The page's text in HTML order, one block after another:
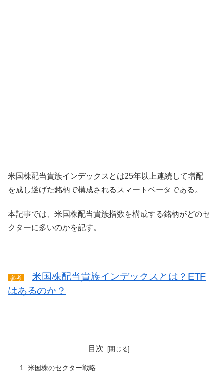
米国株配当貴族インデックスとは25年以上連続して増配
を成し遂げた銘柄で構成されるスマートベータである。
本記事では、米国株配当貴族指数を構成する銘柄がどのセ
クターに多いのかを記す。
参考
米国株配当貴族インデックスとは？ETF
はあるのか？
目次
米国株のセクター戦略